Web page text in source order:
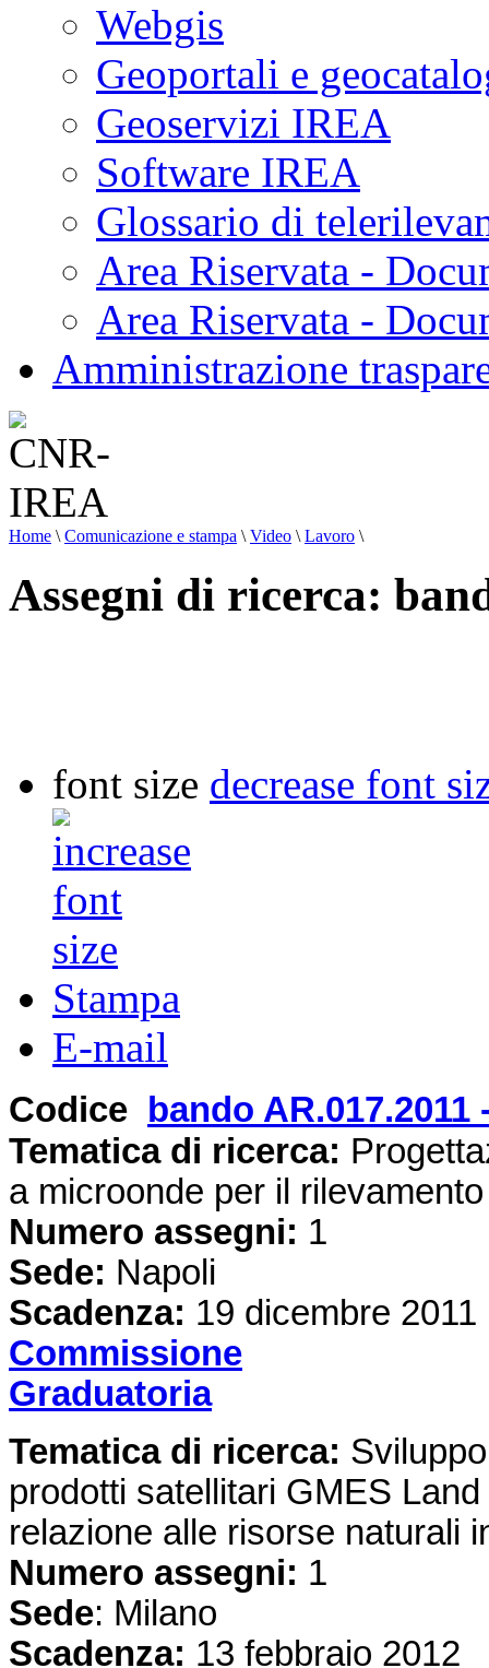
Webgis
Geoportali e
Geoservizi IREA
Software IREA
Glossario di
Area Riservata -
Area Riservata -
Amministrazione
Home \ Comunicazione e stampa \ Video \ Lavoro \
Assegni di ricerca:
font size decrease font
Stampa
E-mail
Codice
bando
Tematica di ricerca:
a microonde per il
Numero assegni: 1
Sede: Napoli
Scadenza: 19 dicembre 2011
Commissione
Graduatoria
Tematica di ricerca:
prodotti satellitari GMES
relazione alle risorse naturali
Numero assegni: 1
Sede: Milano
Scadenza: 13 febbraio 2012